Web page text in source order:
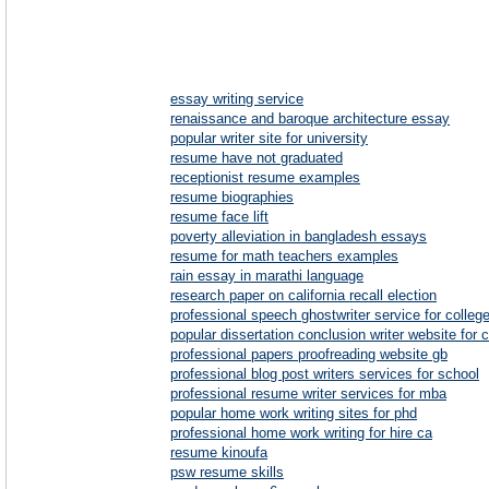
essay writing service
renaissance and baroque architecture essay
popular writer site for university
resume have not graduated
receptionist resume examples
resume biographies
resume face lift
poverty alleviation in bangladesh essays
resume for math teachers examples
rain essay in marathi language
research paper on california recall election
professional speech ghostwriter service for college
popular dissertation conclusion writer website for
professional papers proofreading website gb
professional blog post writers services for school
professional resume writer services for mba
popular home work writing sites for phd
professional home work writing for hire ca
resume kinoufa
psw resume skills